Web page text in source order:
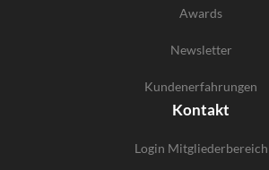
Awards
Newsletter
Kundenerfahrungen
Kontakt
Login Mitgliederbereich